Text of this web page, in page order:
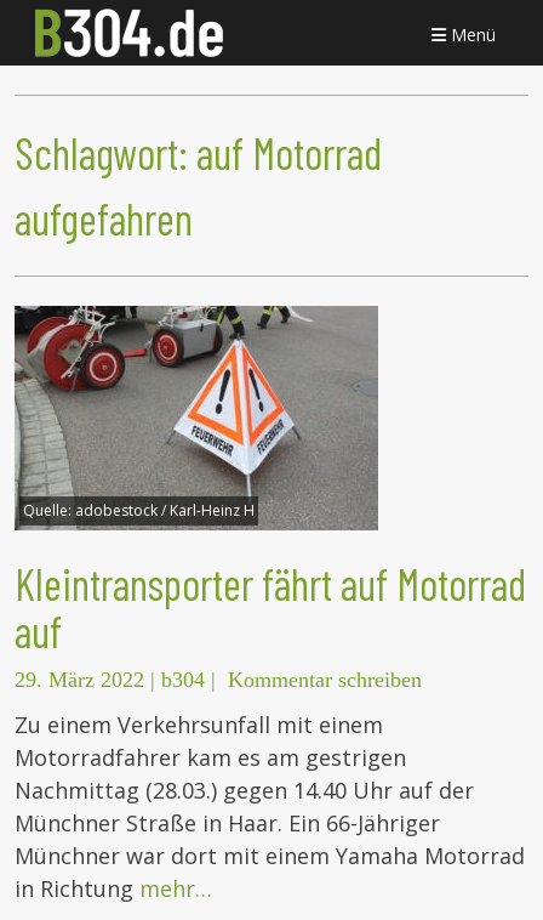
Menü
Schlagwort: auf Motorrad
aufgefahren
Quelle: adobestock / Karl-Heinz H
Kleintransporter fährt auf Motorrad
auf
29. März 2022 | b304 | Kommentar schreiben
Zu einem Verkehrsunfall mit einem
Motorradfahrer kam es am gestrigen
Nachmittag (28.03.) gegen 14.40 Uhr auf der
Münchner Straße in Haar. Ein 66-Jähriger
Münchner war dort mit einem Yamaha Motorrad
in Richtung mehr…